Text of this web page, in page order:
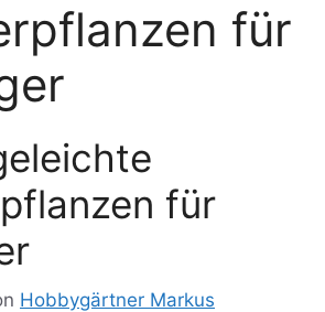
für
für
Hobbygärtner Markus